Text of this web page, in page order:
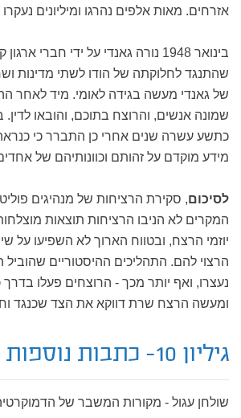
אזרחים. מאות אלפים נהרגו ומיליונים
בינואר 1948 נורה גאנדי על ידי חברי
שהתנגד לחלוקתה של הודו לשתי מדינות
של גאנדי מעשה בגידה לאומי. מיד לאחר
שמונה אנשים, והרוצח בתוכם, והובאו
כתשע עשרה שנים אחרי כן התברר כי
מידע מוקדם על זהותם וכוונותיהם של
לסיכום, סקירת הרציחות של מנהיגים
המקרים לא הניבו הרציחות תוצאות
יוזמי הרצח, ובטווח הארוך לא השפיעו על
הרצוי להם. התהליכים ההיסטוריים שהוביל
נעצרו, ואף יותר מכך - הרוצחים פעלו
ומעשה הרצח שרת דווקא את הצד שכנגד
גיליון 10- כתבות נוספות
שולחן עגול - מקורות המשבר של